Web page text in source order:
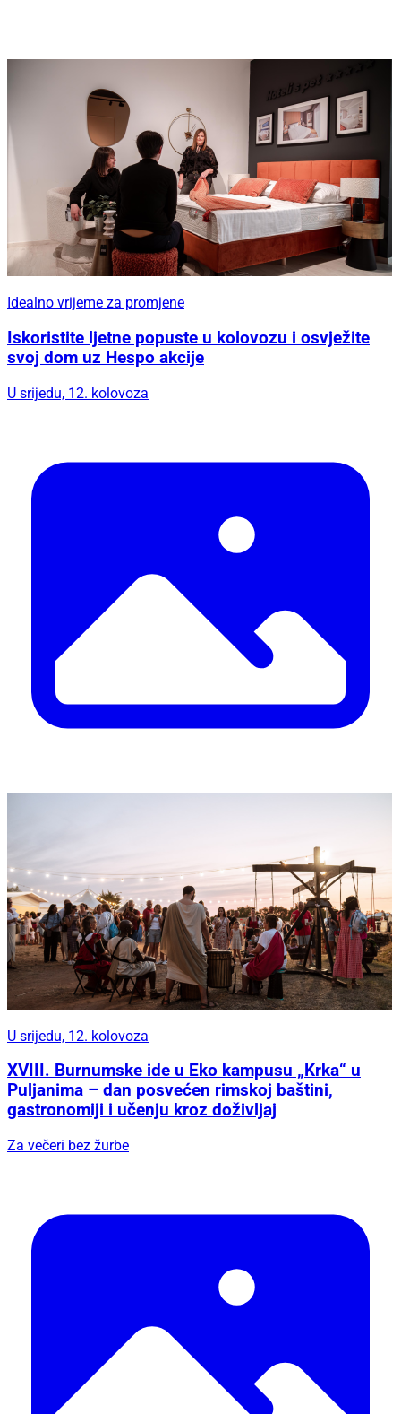
Idealno vrijeme za promjene
Iskoristite ljetne popuste u kolovozu i osvježite
svoj dom uz Hespo akcije
U srijedu, 12. kolovoza
U srijedu, 12. kolovoza
XVIII. Burnumske ide u Eko kampusu „Krka“ u
Puljanima – dan posvećen rimskoj baštini,
gastronomiji i učenju kroz doživljaj
Za večeri bez žurbe